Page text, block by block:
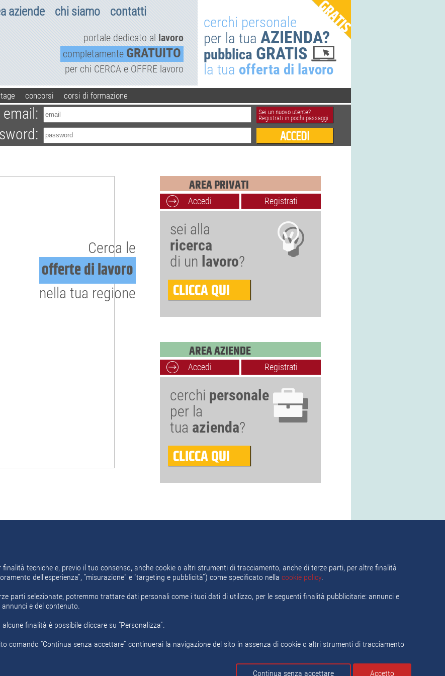
aziende chi siamo contatti
portale dedicato allavoro
completamente GRATUITO
per chi CERCA e OFFRE lavoro
cerchi personale
per la tua AZIENDA?
pubblica GRATIS
la tua offerta di lavoro
concorsi corsi di formazione
email:
Sei un nuovo utente?
Registrati in pochi passaggi
Cerca le
offerte di lavoro
nella tua regione
AREA PRIVATI
Accedi Registrati
sei alla
ricerca
di un lavoro?
CLICCA QUI
AREA AZIENDE
Accedi Registrati
cerchi personale
per la
tua azienda?
CLICCA QUI
autorizzata ope legis, iscritta alla Sezione 3.1 dell'Albo Informatico delle Agenzie per il Lavorodel
tecniche e, previo il tuo consenso, anche cookie o altri strumenti di tracciamento, anche di terze parti, per altre finalità
dell'esperienza”, “misurazione” e “targeting e pubblicità”) come specificato nellacookie policy.
parti selezionate, potremmo trattare dati personali come i tuoi dati di utilizzo, per le seguenti finalità pubblicitarie: annunci e
e del contenuto.
finalità è possibile cliccare su “Personalizza”.
comando “Continua senza accettare” continuerai la navigazione del sito in assenza di cookie o altri strumenti di tracciamento
Continua senza accettare Accetto